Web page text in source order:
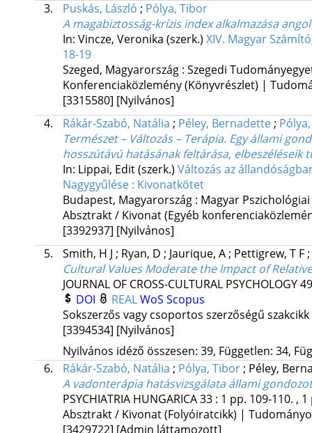
3.
Puskás, László ; Pólya, Tibor
A magabiztosság-krízis index alkalmazása
In: Vincze, Veronika (szerk.) XIV. Magyar
18-19
Szeged, Magyarország : Szegedi
Konferenciaközlemény (Könyvrészlet) |
[3315580] [Nyilvános]
4.
Rákár-Szabó, Natália ; Péley, Bernadette;
Természet – Változás – Terápia. Egy állami
hosszútávú hatásának feltárása, elbeszéléseik
In: Lippai, Edit (szerk.) Változás az
Nagygyűlése : Kivonatkötet
Budapest, Magyarország : Magyar
Absztrakt / Kivonat (Egyéb
[3392937] [Nyilvános]
5.
Smith, H J ; Ryan, D ; Jaurique, A; Pettigrew, T F;
Cultural Values Moderate the Impact of
JOURNAL OF CROSS-CULTURAL PSYCHOLOGY49
DOI
REALWoS Scopus
Sokszerzős vagy csoportos szerzőségű
[3394534] [Nyilvános]
Nyilvános idéző összesen: 39, Független: 34,
6.
Rákár-Szabó, Natália ; Pólya, Tibor; Péley,
A vadonterápia hatásvizsgálata állami
PSYCHIATRIA HUNGARICA33: 1 pp. 109-110. ,
Absztrakt / Kivonat (Folyóiratcikk) |
[3429722] [Admin láttamozott]